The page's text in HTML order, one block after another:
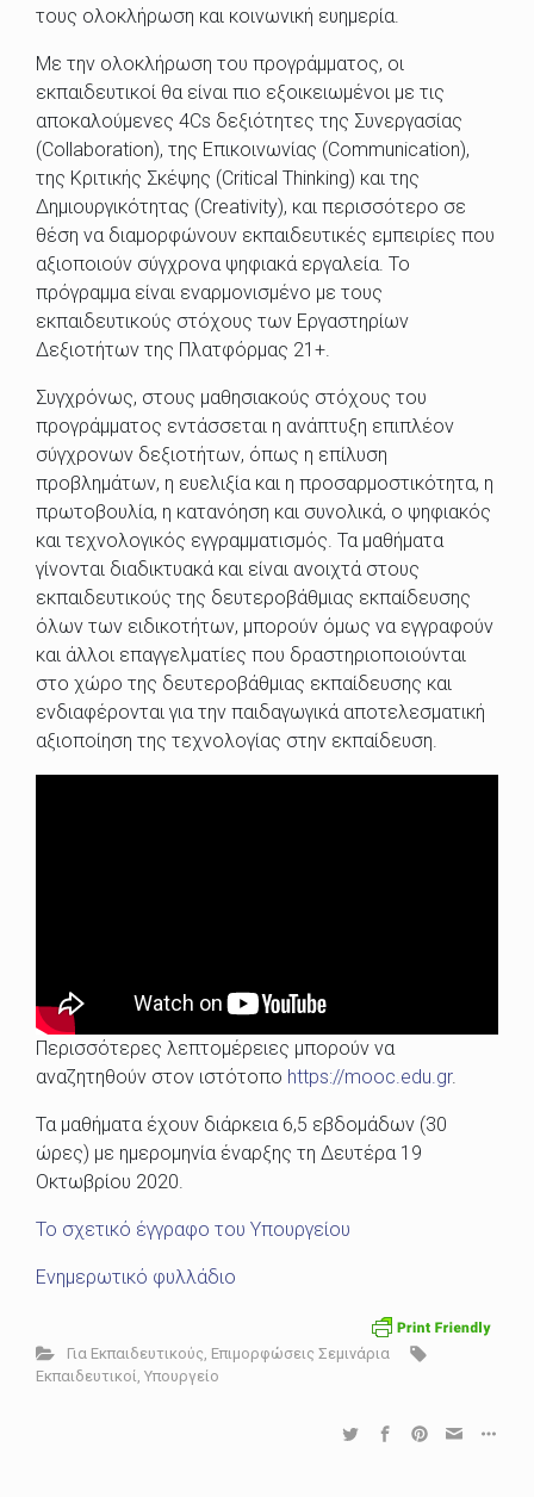
τους ολοκλήρωση και κοινωνική ευημερία.
Με την ολοκλήρωση του προγράμματος, οι
εκπαιδευτικοί θα είναι πιο εξοικειωμένοι με τις
αποκαλούμενες 4Cs δεξιότητες της Συνεργασίας
(Collaboration), της Επικοινωνίας (Communication),
της Κριτικής Σκέψης (Critical Thinking) και της
Δημιουργικότητας (Creativity), και περισσότερο σε
θέση να διαμορφώνουν εκπαιδευτικές εμπειρίες που
αξιοποιούν σύγχρονα ψηφιακά εργαλεία. Το
πρόγραμμα είναι εναρμονισμένο με τους
εκπαιδευτικούς στόχους των Εργαστηρίων
Δεξιοτήτων της Πλατφόρμας 21+.
Συγχρόνως, στους μαθησιακούς στόχους του
προγράμματος εντάσσεται η ανάπτυξη επιπλέον
σύγχρονων δεξιοτήτων, όπως η επίλυση
προβλημάτων, η ευελιξία και η προσαρμοστικότητα, η
πρωτοβουλία, η κατανόηση και συνολικά, ο ψηφιακός
και τεχνολογικός εγγραμματισμός. Τα μαθήματα
γίνονται διαδικτυακά και είναι ανοιχτά στους
εκπαιδευτικούς της δευτεροβάθμιας εκπαίδευσης
όλων των ειδικοτήτων, μπορούν όμως να εγγραφούν
και άλλοι επαγγελματίες που δραστηριοποιούνται
στο χώρο της δευτεροβάθμιας εκπαίδευσης και
ενδιαφέρονται για την παιδαγωγικά αποτελεσματική
αξιοποίηση της τεχνολογίας στην εκπαίδευση.
Περισσότερες λεπτομέρειες μπορούν να
αναζητηθούν στον ιστότοπο https://mooc.edu.gr.
Τα μαθήματα έχουν διάρκεια 6,5 εβδομάδων (30
ώρες) με ημερομηνία έναρξης τη Δευτέρα 19
Οκτωβρίου 2020.
Το σχετικό έγγραφο του Υπουργείου
Ενημερωτικό φυλλάδιο
Για Εκπαιδευτικούς Επιμορφώσεις Σεμινάρια
Εκπαιδευτικοί Υπουργείο